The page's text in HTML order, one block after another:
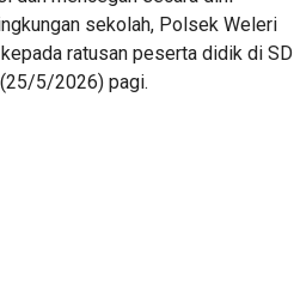
sekolah, Polsek Weleri
ratusan peserta didik di SD
(25/5/2026) pagi.